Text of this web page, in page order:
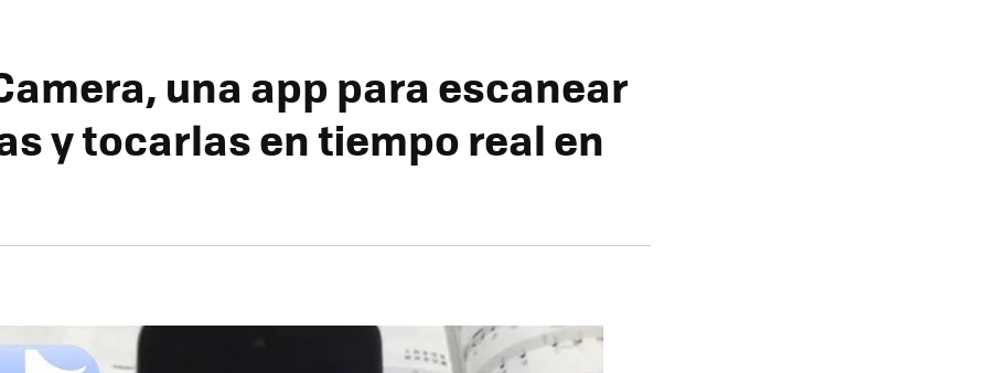
una app para escanear
y tocarlas en tiempo real en